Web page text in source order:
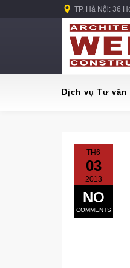
TP. Hà Nội: 36
Dịch vụ Tư vấn
TH6
03
2013
NO
COMMENTS